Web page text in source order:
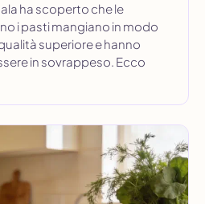
ha scoperto che le
i pasti mangiano in modo
superiore e hanno
in sovrappeso. Ecco